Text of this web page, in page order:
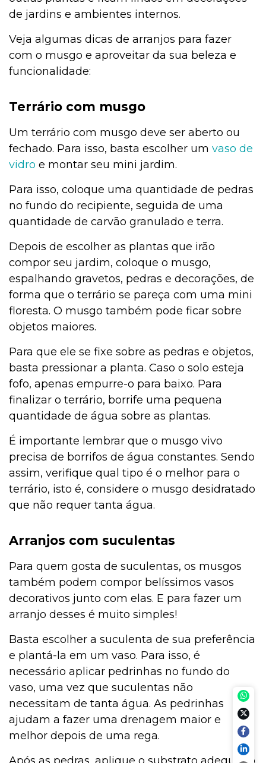
de jardins e ambientes internos.
Veja algumas dicas de arranjos para fazer
com o musgo e aproveitar da sua beleza e
funcionalidade:
Terrário com musgo
Um terrário com musgo deve ser aberto ou
fechado. Para isso, basta escolher um vaso de
vidro e montar seu mini jardim.
Para isso, coloque uma quantidade de pedras
no fundo do recipiente, seguida de uma
quantidade de carvão granulado e terra.
Depois de escolher as plantas que irão
compor seu jardim, coloque o musgo,
espalhando gravetos, pedras e decorações, de
forma que o terrário se pareça com uma mini
floresta. O musgo também pode ficar sobre
objetos maiores.
Para que ele se fixe sobre as pedras e objetos,
basta pressionar a planta. Caso o solo esteja
fofo, apenas empurre-o para baixo. Para
finalizar o terrário, borrife uma pequena
quantidade de água sobre as plantas.
É importante lembrar que o musgo vivo
precisa de borrifos de água constantes. Sendo
assim, verifique qual tipo é o melhor para o
terrário, isto é, considere o musgo desidratado
que não requer tanta água.
Arranjos com suculentas
Para quem gosta de suculentas, os musgos
também podem compor belíssimos vasos
decorativos junto com elas. E para fazer um
arranjo desses é muito simples!
Basta escolher a suculenta de sua preferência
e plantá-la em um vaso. Para isso, é
necessário aplicar pedrinhas no fundo do
vaso, uma vez que suculentas não
necessitam de tanta água. As pedrinhas
ajudam a fazer uma drenagem maior e
melhor depois de uma rega.